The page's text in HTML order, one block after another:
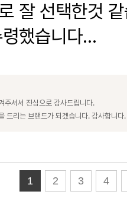
잘 선택한것
했습니다...
주셔서 진심으로 감사드립니다.
드리는 브랜드가 되겠습니다. 감사합니다.
1 2 3 4